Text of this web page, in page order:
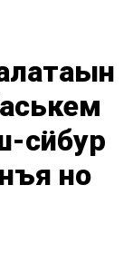
сӥбур
но